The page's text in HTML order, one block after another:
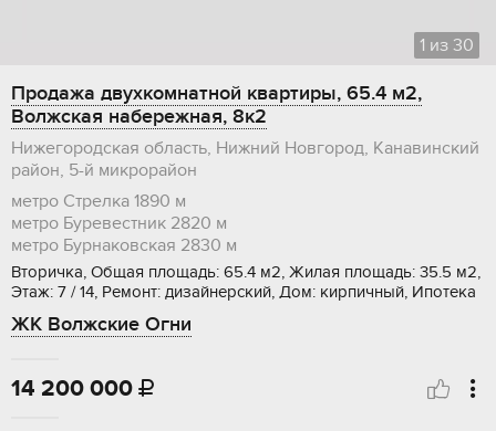
1 из 30
Продажа двухкомнатной квартиры, 65.4 м2,
Волжская набережная, 8к2
Нижегородская область, Нижний Новгород, Канавинский
район, 5-й микрорайон
метро Стрелка 1890 м
метро Буревестник 2820 м
метро Бурнаковская 2830 м
Вторичка, Общая площадь: 65.4 м2, Жилая площадь: 35.5 м2,
Этаж: 7 / 14, Ремонт: дизайнерский, Дом: кирпичный, Ипотека
ЖК Волжские Огни
14 200 000 